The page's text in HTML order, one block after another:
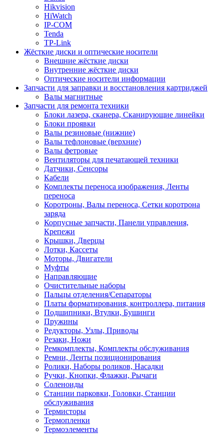
Hikvision
HiWatch
IP-COM
Tenda
TP-Link
Жёсткие диски и оптические носители
Внешние жёсткие диски
Внутренние жёсткие диски
Оптические носители информации
Запчасти для заправки и восстановления картриджей
Валы магнитные
Запчасти для ремонта техники
Блоки лазера, сканера, Сканирующие линейки
Блоки проявки
Валы резиновые (нижние)
Валы тефлоновые (верхние)
Валы фетровые
Вентиляторы для печатающей техники
Датчики, Сенсоры
Кабели
Комплекты переноса изображения, Ленты
переноса
Коротроны, Валы переноса, Сетки коротрона
заряда
Корпусные запчасти, Панели управления,
Крепежи
Крышки, Дверцы
Лотки, Кассеты
Моторы, Двигатели
Муфты
Направляющие
Очистительные наборы
Пальцы отделения/Сепараторы
Платы форматирования, контроллера, питания
Подшипники, Втулки, Бушинги
Пружины
Редукторы, Узлы, Приводы
Резаки, Ножи
Ремкомплекты, Комплекты обслуживания
Ремни, Ленты позиционирования
Ролики, Наборы роликов, Насадки
Ручки, Кнопки, Флажки, Рычаги
Соленоиды
Станции парковки, Головки, Станции
обслуживания
Термисторы
Термопленки
Термоэлементы